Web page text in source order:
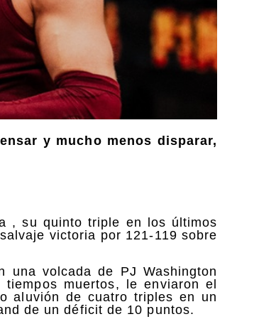
y mucho menos disparar,
, su quinto triple en los últimos
victoria por 121-119 sobre
una volcada de PJ Washington
muertos, le enviaron el
aluvión de cuatro triples en un
de un déficit de 10 puntos.